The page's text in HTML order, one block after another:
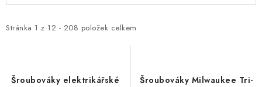
i
r
Stránka 1 z 12 - 208 položek celkem
e
p
Šroubováky elektrikářské
Šroubováky Milwaukee Tri-